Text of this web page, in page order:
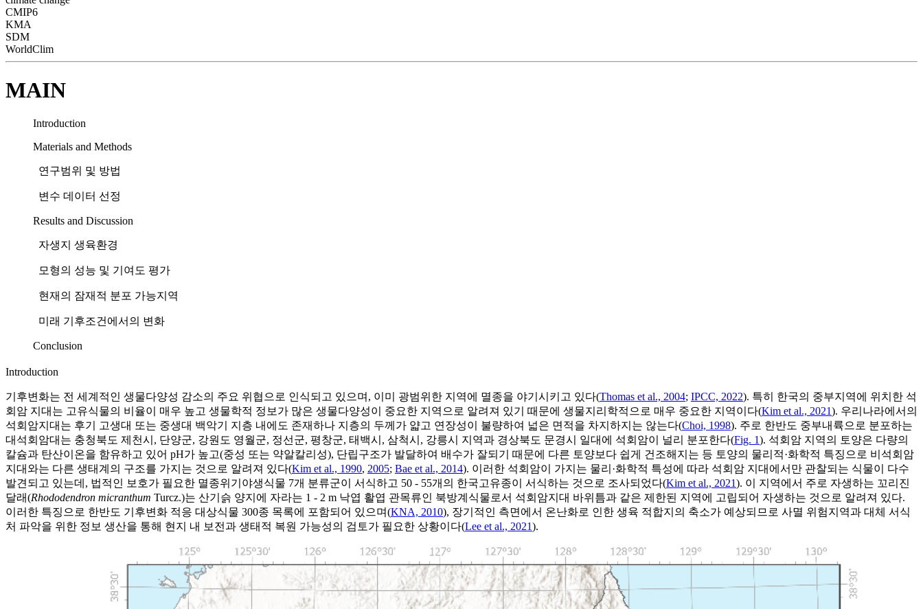
CMIP6
KMA
SDM
WorldClim
MAIN
Introduction
Materials and Methods
연구범위 및 방법
변수 데이터 선정
Results and Discussion
자생지 생육환경
모형의 성능 및 기여도 평가
현재의 잠재적 분포 가능지역
미래 기후조건에서의 변화
Conclusion
Introduction
기후변화는 전 세계적인 생물다양성 감소의 주요 위협으로 인식되고 있으며, 이미 광범위한 지역에 멸종을 야기시키고 있다(Thomas et al., 2004; IPCC, 2022). 특히 한국의 중부지역에 위치한 석
회암 지대는 고유식물의 비율이 매우 높고 생물학적 정보가 많은 생물다양성이 중요한 지역으로 알려져 있기 때문에 생물지리학적으로 매우 중요한 지역이다(Kim et al., 2021). 우리나라에서의
석회암지대는 후기 고생대 또는 중생대 백악기 지층 내에도 존재하나 지층의 두께가 얇고 연장성이 불량하여 넓은 면적을 차지하지는 않는다(Choi, 1998). 주로 한반도 중부내륙으로 분포하는
대석회암대는 충청북도 제천시, 단양군, 강원도 영월군, 정선군, 평창군, 태백시, 삼척시, 강릉시 지역과 경상북도 문경시 일대에 석회암이 널리 분포한다(Fig. 1). 석회암 지역의 토양은 다량의
칼슘과 탄산이온을 함유하고 있어 pH가 높고(중성 또는 약알칼리성), 단립구조가 발달하여 배수가 잘되기 때문에 다른 토양보다 쉽게 건조해지는 등 토양의 물리적·화학적 특징으로 비석회암
지대와는 다른 생태계의 구조를 가지는 것으로 알려져 있다(Kim et al., 1990, 2005; Bae et al., 2014). 이러한 석회암이 가지는 물리·화학적 특성에 따라 석회암 지대에서만 관찰되는 식물이 다수
발견되고 있는데, 법적인 보호가 필요한 멸종위기야생식물 7개 분류군이 서식하고 50 - 55개의 한국고유종이 서식하는 것으로 조사되었다(Kim et al., 2021). 이 지역에서 주로 자생하는 꼬리진
달래(Rhododendron micranthum Turcz.)는 산기슭 양지에 자라는 1 - 2 m 낙엽 활엽 관목류인 북방계식물로서 석회암지대 바위틈과 같은 제한된 지역에 고립되어 자생하는 것으로 알려져 있다.
이러한 특징으로 한반도 기후변화 적응 대상식물 300종 목록에 포함되어 있으며(KNA, 2010), 장기적인 측면에서 온난화로 인한 생육 적합지의 축소가 예상되므로 사멸 위험지역과 대체 서식
처 파악을 위한 정보 생산을 통해 현지 내 보전과 생태적 복원 가능성의 검토가 필요한 상황이다(Lee et al., 2021).